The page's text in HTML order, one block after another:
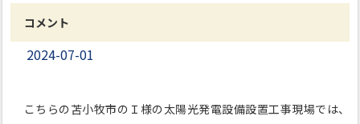
コメント
2024-07-01
こちらの苫小牧市のＩ様の太陽光発電設備設置工事現場では、